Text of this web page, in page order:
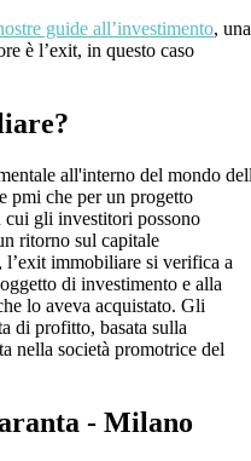
guide all’investimento, una
è l’exit, in questo caso
all'interno del mondo
pmi che per un progetto
gli investitori possono
ritorno sul capitale
l’exit immobiliare si verifica a
oggetto di investimento e alla
lo aveva acquistato. Gli
di profitto, basata sulla
nella società promotrice del
- Milano